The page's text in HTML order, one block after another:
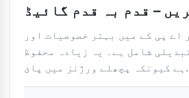
– قدم بہ قدم گائیڈ
اے پی کے میں بہتر خصوصیات اور
شامل ہے۔ یہ زیادہ محفوظ
پائ...